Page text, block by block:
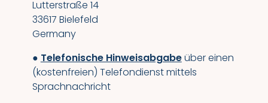
Lutterstraße 14
33617 Bielefeld
Germany
● Telefonische Hinweisabgabeüber einen
(kostenfreien) Telefondienst mittels
Sprachnachricht